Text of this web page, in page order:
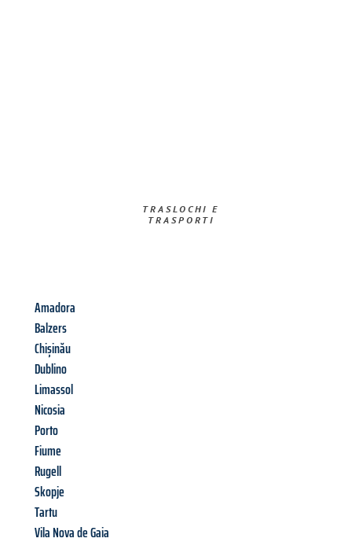
TRASLOCHI E
TRASPORTI​
Amadora
Balzers
Chișinău
Dublino
Limassol
Nicosia
Porto
Fiume
Rugell
Skopje
Tartu
Vila Nova de Gaia